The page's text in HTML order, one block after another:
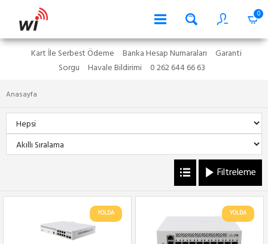
0
Kart İle Serbest Ödeme Banka Hesap Numaraları
Garanti
Sorgu
Havale Bildirimi 0 262 644 66 63
Anasayfa
Filtreleme
YOLDA YOLDA